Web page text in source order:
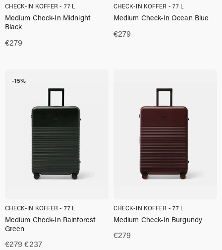
CHECK-IN KOFFER - 77 L
€279
Medium Check-In Midnight
Black
CHECK-IN KOFFER - 77 L
€279
Medium Check-In Ocean Blue
-15%
CHECK-IN KOFFER - 77 L
€279Oorspronkelijke
€237Huidige
Medium Check-In Rainforest
Green
CHECK-IN KOFFER - 77 L
€279
Medium Check-In Burgundy